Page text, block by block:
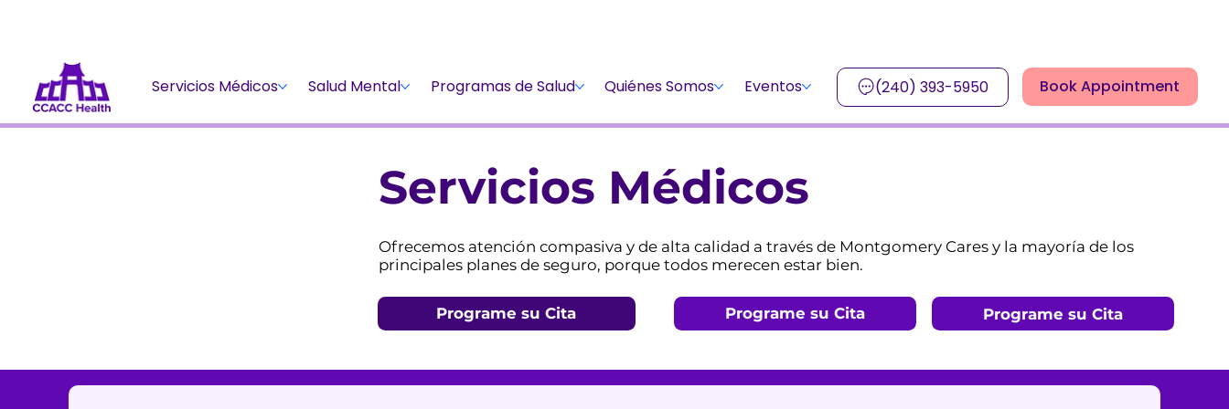
Servicios Médicos Salud Mental Programas de Salud Quiénes Somos Eventos (240) 393-5950 Book Appointment
Servicios Médicos
Ofrecemos atención compasiva y de alta calidad a través de Montgomery Cares y la mayoría de los
principales planes de seguro, porque todos merecen estar bien.
Programe su Cita Programe su Cita Programe su Cita